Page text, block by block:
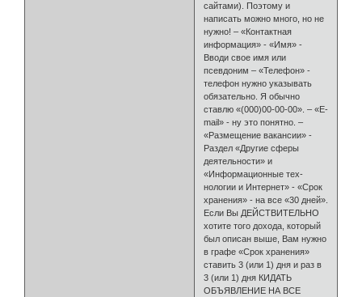
сайтами). Поэтому и
написать можно много, но не
нужно! – «Контактная
информация» - «Имя» -
Вводи свое имя или
псевдоним – «Телефон» -
телефон нужно указывать
обязательно. Я обычно
ставлю «(000)00-00-00». – «E-
mail» - ну это понятно. –
«Размещение ва­кансии» -
Раздел «Другие сферы
деятельности» и
«Информационные тех­
нологии и Интернет» - «Срок
хранения» - на все «30 дней».
Если Вы ДЕЙ­СТВИТЕЛЬНО
хотите того дохода, который
был описан выше, Вам нужно
в графе «Срок хранения»
ставить 3 (или 1) дня и раз в
3 (или 1) дня КИДАТЬ
ОБЪЯВЛЕНИЕ НА ВСЕ